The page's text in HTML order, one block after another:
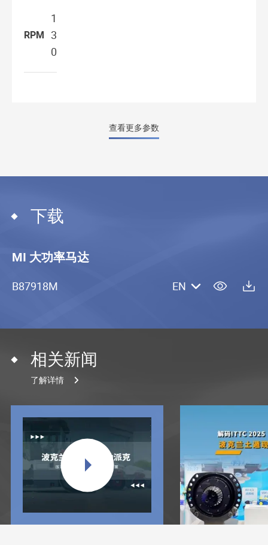
RPM
1
3
0
查看更多参数
下载
MI 大功率马达
B87918M EN
相关新闻
了解详情